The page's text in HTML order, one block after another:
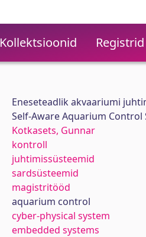
Kollektsioonid Registrid
Eneseteadlik akvaariumi
Self-Aware Aquarium Control
Kotkasets, Gunnar
kontroll
juhtimissüsteemid
sardsüsteemid
magistritööd
aquarium control
cyber-physical system
embedded systems